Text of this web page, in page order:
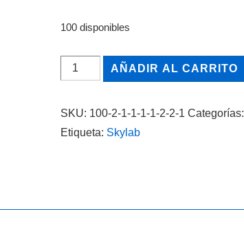
100 disponibles
Skylab,
Insignia
cantidad
AÑADIR AL CARRITO
SKU: 100-2-1-1-1-1-2-2-1 Categorías:
Etiqueta: Skylab